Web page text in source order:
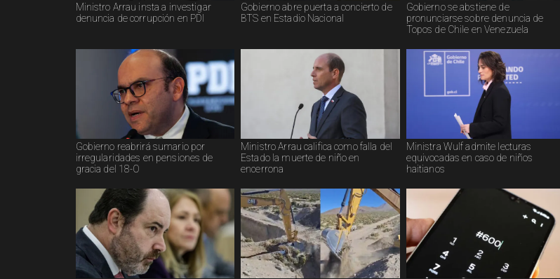
Ministro Arrau insta a investigar
denuncia de corrupción en PDI
Gobierno abre puerta a concierto de
BTS en Estadio Nacional
Gobierno se abstiene de
pronunciarse sobre denuncia de
Topos de Chile en Venezuela
Gobierno reabrirá sumario por
irregularidades en pensiones de
gracia del 18-O
Ministro Arrau califica como falla del
Estado la muerte de niño en
encerrona
Ministra Wulf admite lecturas
equivocadas en caso de niños
haitianos